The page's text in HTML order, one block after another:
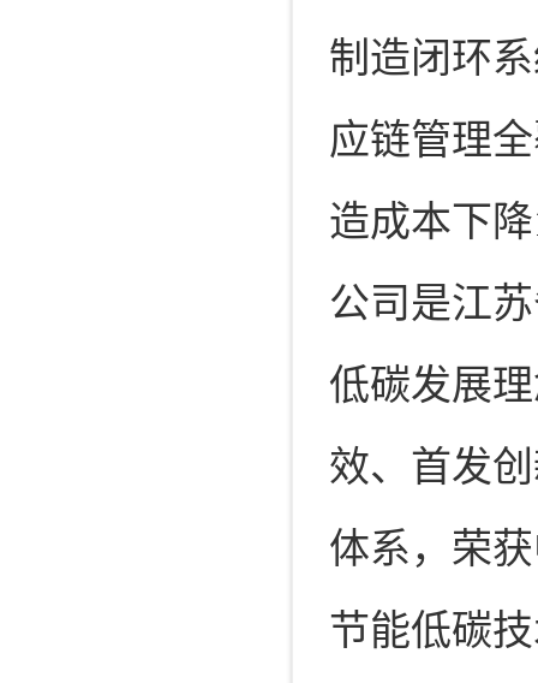
制造闭环
应链管理
造成本下
公司是江
低碳发展
效、首发
体系，荣
节能低碳